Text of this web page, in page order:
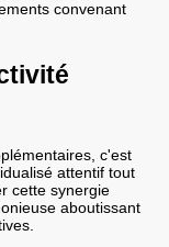
convenant
c'est
attentif tout
cette synergie
aboutissant